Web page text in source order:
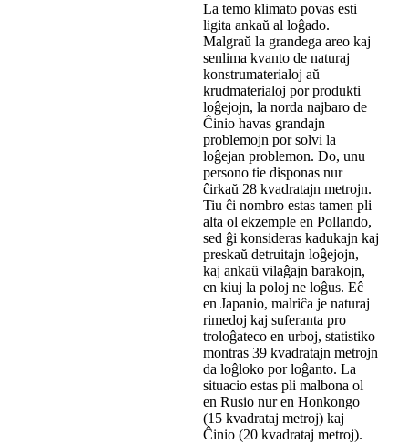
La temo klimato povas esti
ligita ankaŭ al loĝado.
Malgraŭ la grandega areo kaj
senlima kvanto de naturaj
konstrumaterialoj aŭ
krudmaterialoj por produkti
loĝejojn, la norda najbaro de
Ĉinio havas grandajn
problemojn por solvi la
loĝejan problemon. Do, unu
persono tie disponas nur
ĉirkaŭ 28 kvadratajn metrojn.
Tiu ĉi nombro estas tamen pli
alta ol ekzemple en Pollando,
sed ĝi konsideras kadukajn kaj
preskaŭ detruitajn loĝejojn,
kaj ankaŭ vilaĝajn barakojn,
en kiuj la poloj ne loĝus. Eĉ
en Japanio, malriĉa je naturaj
rimedoj kaj suferanta pro
troloĝateco en urboj, statistiko
montras 39 kvadratajn metrojn
da loĝloko por loĝanto. La
situacio estas pli malbona ol
en Rusio nur en Honkongo
(15 kvadrataj metroj) kaj
Ĉinio (20 kvadrataj metroj).